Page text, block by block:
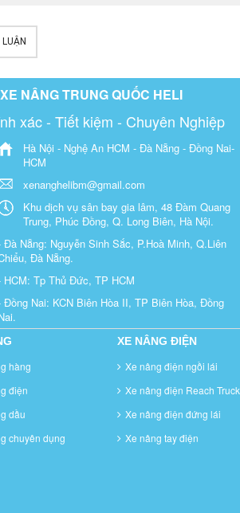
LUẬN
XE NÂNG TRUNG QUỐC HELI
xác - Tiết kiệm - Chuyên Nghiệp
Hà Nội - Nghệ An HCM - Đà Nẵng - Đồng Nai-
HCM
xenanghelibm@gmail.com
Khu dịch vụ sân bay gia lâm, 48 Đàm Quang
Trung, Phúc Đồng, Q. Long Biên, Hà Nội.
Đà Nẵng: Nguyễn Sinh Sắc, P.Hoà Minh, Q.Liên
Đà Nẵng.
HCM: Tp Thủ Đức, TP HCM
Đồng Nai: KCN Biên Hòa II, TP Biên Hòa, Đồng
hàng
điện
dầu
chuyên dụng
XE NÂNG ĐIỆN
Xe nâng điện ngồi lái
Xe nâng điện Reach Truck
Xe nâng điện đứng lái
Xe nâng tay điện